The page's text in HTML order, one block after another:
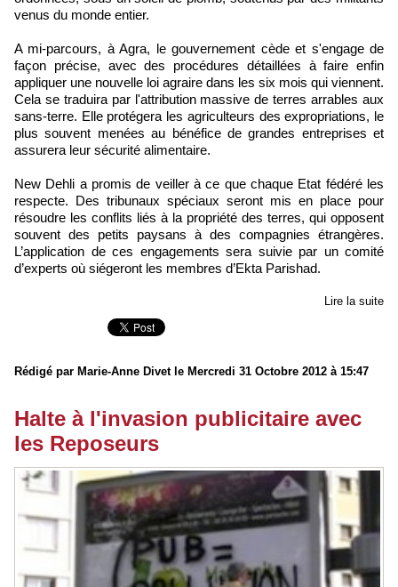
venus du monde entier.
A mi-parcours, à Agra, le gouvernement cède et s'engage de
façon précise, avec des procédures détaillées à faire enfin
appliquer une nouvelle loi agraire dans les six mois qui viennent.
Cela se traduira par l'attribution massive de terres arrables aux
sans-terre. Elle protégera les agriculteurs des expropriations, le
plus souvent menées au bénéfice de grandes entreprises et
assurera leur sécurité alimentaire.
New Dehli a promis de veiller à ce que chaque Etat fédéré les
respecte. Des tribunaux spéciaux seront mis en place pour
résoudre les conflits liés à la propriété des terres, qui opposent
souvent des petits paysans à des compagnies étrangères.
L’application de ces engagements sera suivie par un comité
d’experts où siégeront les membres d’Ekta Parishad.
Lire la suite
Rédigé par Marie-Anne Divet le Mercredi 31 Octobre 2012 à 15:47
Halte à l'invasion publicitaire avec
les Reposeurs